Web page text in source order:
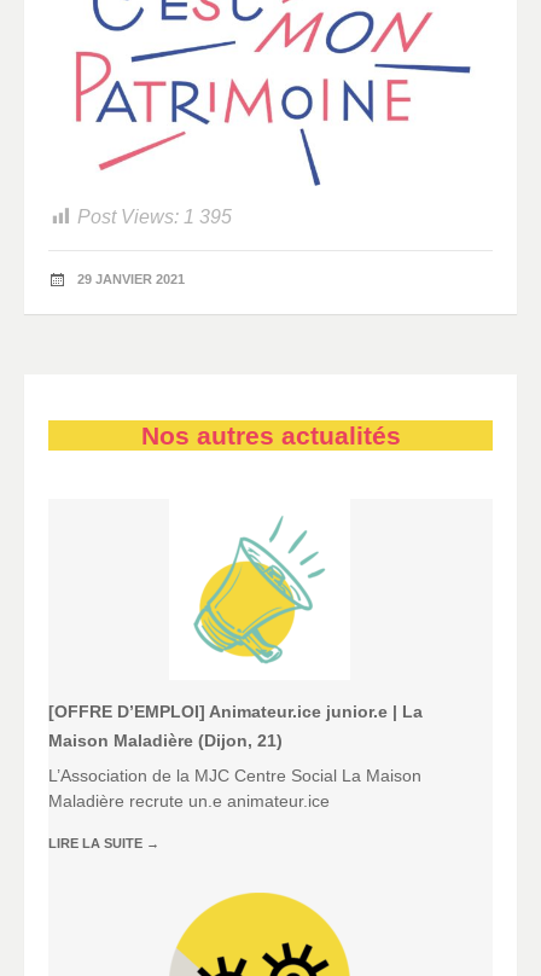
Post Views: 1 395
29 JANVIER 2021
Nos autres actualités
[OFFRE D’EMPLOI] Animateur.ice junior.e | La
Maison Maladière (Dijon, 21)
L’Association de la MJC Centre Social La Maison
Maladière recrute un.e animateur.ice
LIRE LA SUITE →